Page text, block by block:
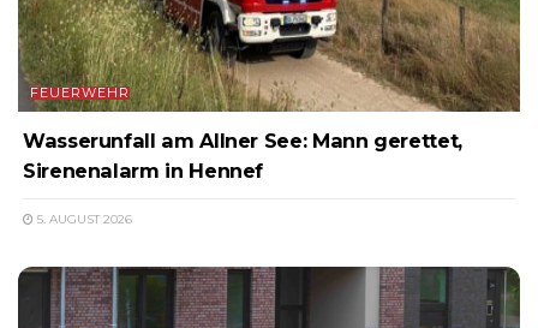
FEUERWEHR
Wasserunfall am Allner See: Mann gerettet,
Sirenenalarm in Hennef
5. AUGUST 2026